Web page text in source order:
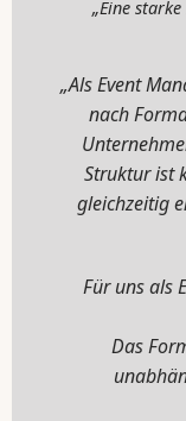
„Eine
„Als Event
nach
Struktur ist
gleichzeitig
Für uns als
Das